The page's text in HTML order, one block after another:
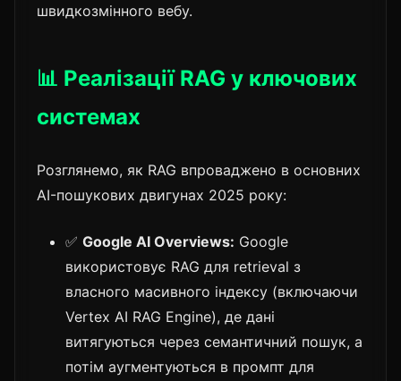
швидкозмінного вебу.
📊 Реалізації RAG у ключових
системах
Розглянемо, як RAG впроваджено в основних
AI-пошукових двигунах 2025 року:
✅ Google AI Overviews: Google
використовує RAG для retrieval з
власного масивного індексу (включаючи
Vertex AI RAG Engine), де дані
витягуються через семантичний пошук, а
потім аугментуються в промпт для